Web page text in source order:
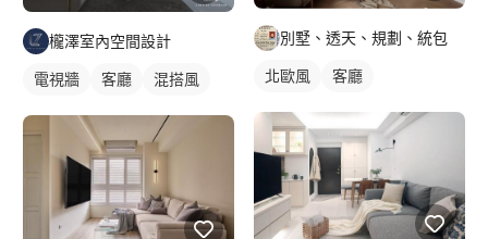
櫳澤室內空間設計
電視牆 客廳 混搭風
別墅、透天、規劃、統包
北歐風 客廳